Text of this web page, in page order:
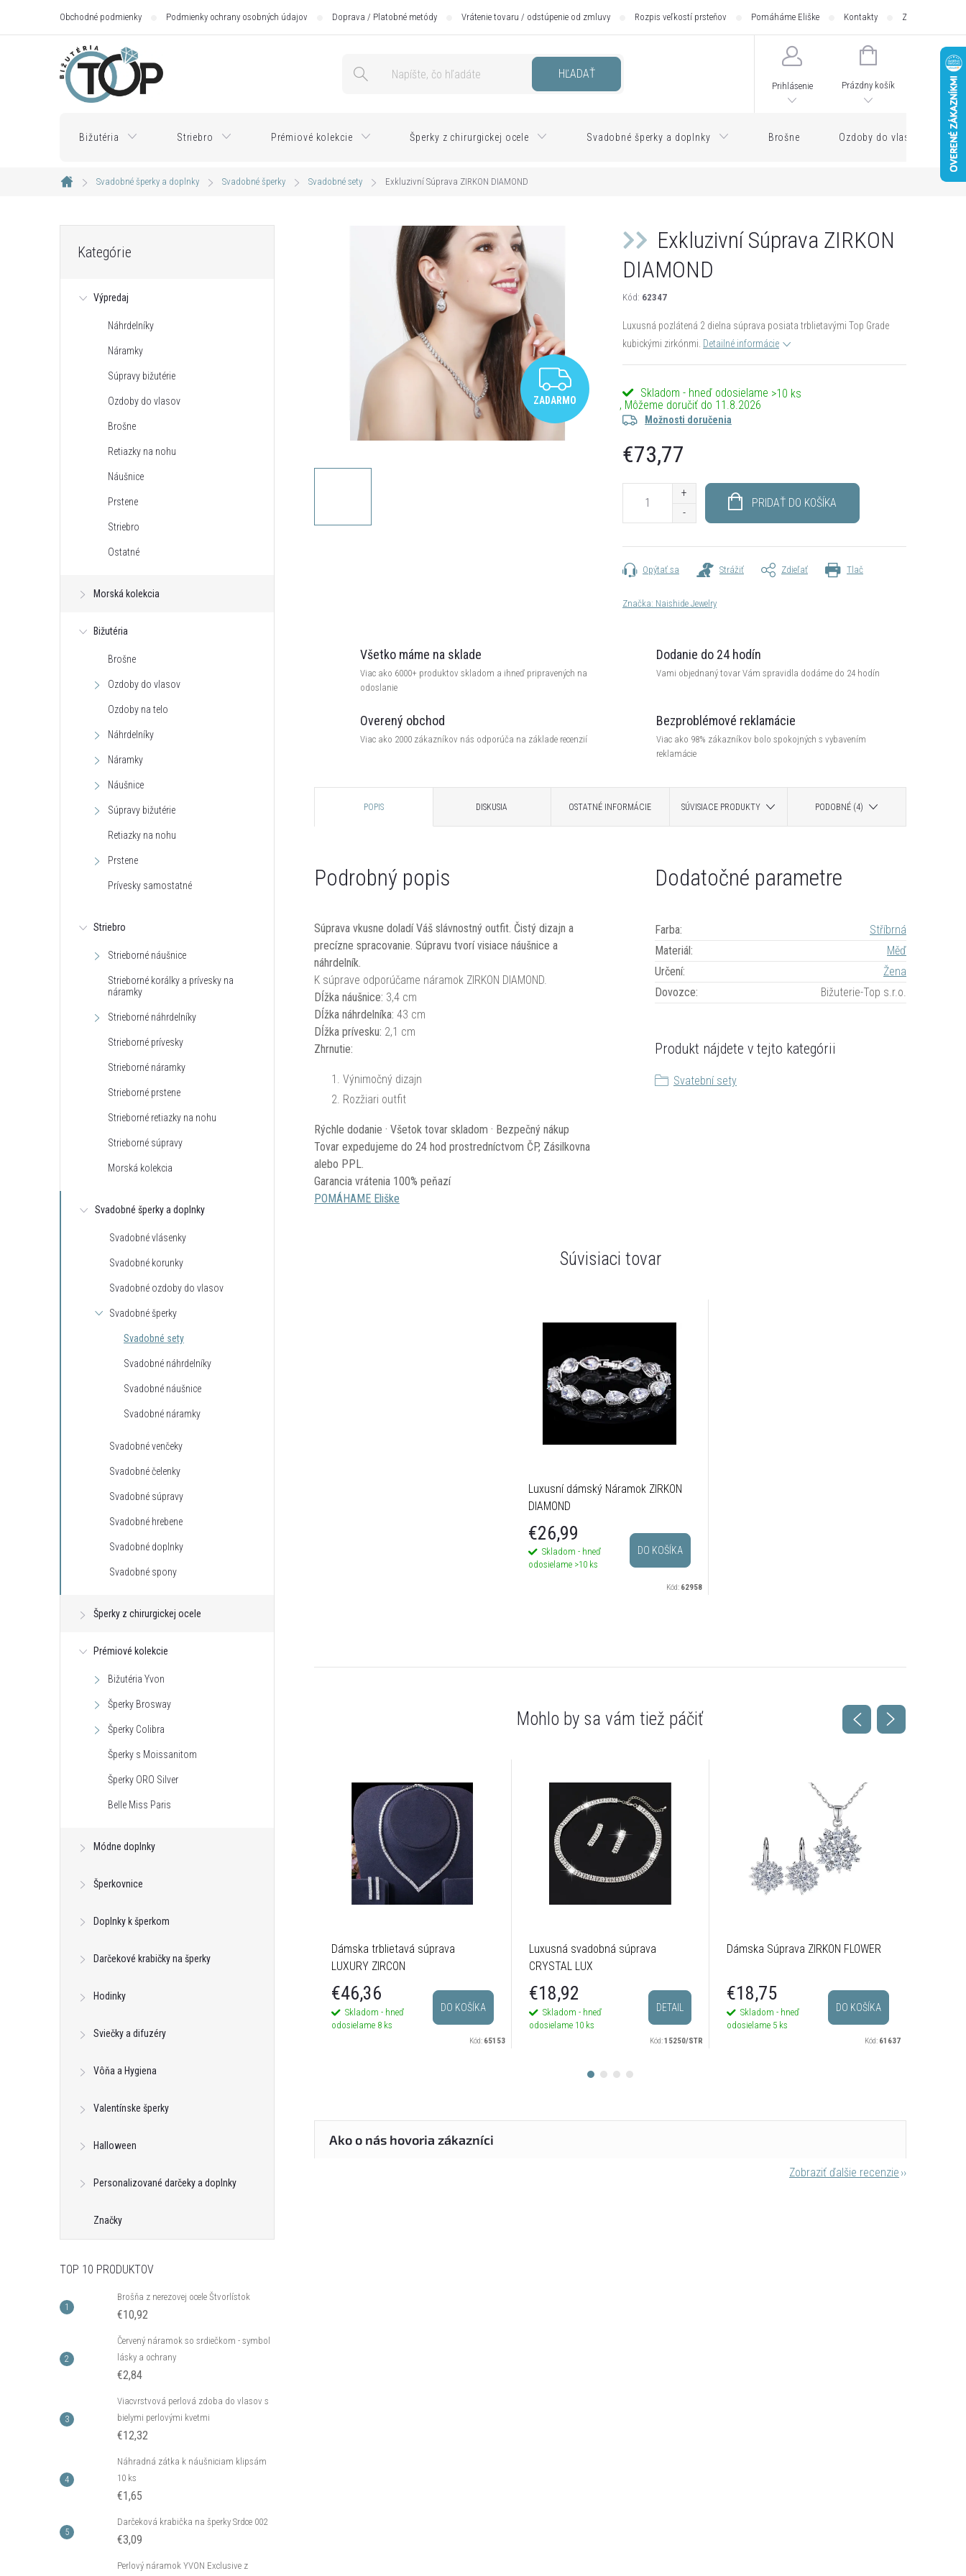
Obchodné podmienky Podmienky ochrany osobných údajov Doprava / Platobné metódy Vrátenie tovaru / odstúpenie od zmluvy Rozpis veľkostí prsteňov Pomáháme Eliške Kontakty Zásilkovna -
HĽADAŤ
Prihlásenie
NÁKUPNÝ
Prázdny košík
Bižutéria Striebro Prémiové kolekcie Šperky z chirurgickej ocele Svadobné šperky a doplnky Brošne Ozdoby do vlasov
Domov
Svadobné šperky a doplnky Svadobné šperky Svadobné sety Exkluzivní Súprava ZIRKON DIAMOND
kategórie
Kategórie
Výpredaj
Náhrdelníky
Náramky
Súpravy bižutérie
Ozdoby do vlasov
Brošne
Retiazky na nohu
Náušnice
Prstene
Striebro
Ostatné
Morská kolekcia
Bižutéria
Brošne
Ozdoby do vlasov
Ozdoby na telo
Náhrdelníky
Náramky
Náušnice
Súpravy bižutérie
Retiazky na nohu
Prstene
Prívesky samostatné
Striebro
Strieborné náušnice
Strieborné korálky a prívesky na
náramky
Strieborné náhrdelníky
Strieborné prívesky
Strieborné náramky
Strieborné prstene
Strieborné retiazky na nohu
Strieborné súpravy
Morská kolekcia
Svadobné šperky a doplnky
Svadobné vlásenky
Svadobné korunky
Svadobné ozdoby do vlasov
Svadobné šperky
Svadobné sety
Svadobné náhrdelníky
Svadobné náušnice
Svadobné náramky
Svadobné venčeky
Svadobné čelenky
Svadobné súpravy
Svadobné hrebene
Svadobné doplnky
Svadobné spony
Šperky z chirurgickej ocele
Prémiové kolekcie
Bižutéria Yvon
Šperky Brosway
Šperky Colibra
Šperky s Moissanitom
Šperky ORO Silver
Belle Miss Paris
Módne doplnky
Šperkovnice
Doplnky k šperkom
Darčekové krabičky na šperky
Hodinky
Sviečky a difuzéry
Vôňa a Hygiena
Valentínske šperky
Halloween
Personalizované darčeky a doplnky
Značky
TOP 10 PRODUKTOV
Brošňa z nerezovej ocele Štvorlístok
€10,92
Červený náramok so srdiečkom - symbol
lásky a ochrany
€2,84
Viacvrstvová perlová zdoba do vlasov s
bielymi perlovými kvetmi
€12,32
Náhradná zátka k náušniciam klipsám
10 ks
€1,65
Darčeková krabička na šperky Srdce 002
€3,09
Perlový náramok YVON Exclusive z
ZADARMO
ZADARMO
Exkluzivní Súprava ZIRKON
DIAMOND
Kód: 62347
Luxusná pozlátená 2 dielna súprava posiata trblietavými Top Grade
kubickými zirkónmi. Detailné informácie
Skladom - hneď odosielame >10 ks
11.8.2026
Možnosti doručenia
€73,77
PRIDAŤ DO KOŠÍKA
Tlač
Opýtať sa Strážiť Zdieľať
Značka: Naishide Jewelry
Všetko máme na sklade
Viac ako 6000+ produktov skladom a ihneď pripravených na
odoslanie
Dodanie do 24 hodín
Vami objednaný tovar Vám spravidla dodáme do 24 hodín
Overený obchod
Viac ako 2000 zákazníkov nás odporúča na základe recenzií
Bezproblémové reklamácie
Viac ako 98% zákazníkov bolo spokojných s vybavením
reklamácie
POPIS DISKUSIA OSTATNÉ INFORMÁCIE SÚVISIACE PRODUKTY PODOBNÉ (4)
Podrobný popis
Súprava vkusne doladí Váš slávnostný outfit. Čistý dizajn a
precízne spracovanie. Súpravu tvorí visiace náušnice a
náhrdelník.
K súprave odporúčame náramok ZIRKON DIAMOND.
Dĺžka náušnice: 3,4 cm
Dĺžka náhrdelníka: 43 cm
Dĺžka prívesku: 2,1 cm
Zhrnutie:
Výnimočný dizajn
Rozžiari outfit
Rýchle dodanie · Všetok tovar skladom · Bezpečný nákup
Tovar expedujeme do 24 hod prostredníctvom ČP, Zásilkovna
alebo PPL.
Garancia vrátenia 100% peňazí
POMÁHAME Eliške
Dodatočné parametre
Farba:
Stříbrná
Materiál:
Měď
Určení:
Žena
Dovozce: Bižuterie-Top s.r.o.
Produkt nájdete v tejto kategórii
Svatební sety
Súvisiaci tovar
Luxusní dámský Náramok ZIRKON
DIAMOND
€26,99
Skladom - hneď
odosielame >10 ks
DO KOŠÍKA
Kód: 62958
Kód:
Dámska trblietavá súprava
LUXURY ZIRCON
€46,36
Skladom - hneď
odosielame 8 ks
DO KOŠÍKA
Kód: 65153
Luxusná svadobná súprava
CRYSTAL LUX
€18,92
Skladom - hneď
odosielame 10 ks
DETAIL
Kód:15250/STR
Dámska Súprava ZIRKON FLOWER
€18,75
Skladom - hneď
odosielame 5 ks
DO KOŠÍKA
Kód: 61637
Zobraziť ďalšie recenzie